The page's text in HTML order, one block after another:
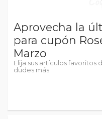
Aprovecha la
para cupón
Marzo
Elija sus artículos favoritos
dudes más.